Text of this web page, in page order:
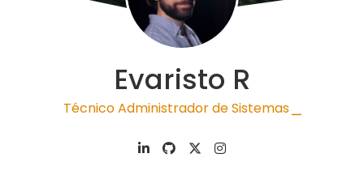
Evaristo R
Técnico Administrador de Sistemas |